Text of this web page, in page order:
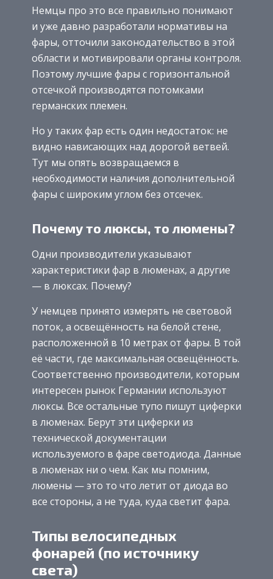
Немцы про это все правильно понимают
и уже давно разработали нормативы на
фары, отточили законодательство в этой
области и мотивировали органы контроля.
Поэтому лучшие фары с горизонтальной
отсечкой производятся потомками
германских племен.
Но у таких фар есть один недостаток: не
видно нависающих над дорогой ветвей.
Тут мы опять возвращаемся в
необходимости наличия дополнительной
фары с широким углом без отсечек.
Почему то люксы, то люмены?
Одни производители указывают
характеристики фар в люменах, а другие
— в люксах. Почему?
У немцев принято измерять не световой
поток, а освещённость на белой стене,
расположенной в 10 метрах от фары. В той
её части, где максимальная освещённость.
Соответственно производители, которым
интересен рынок Германии используют
люксы. Все остальные тупо пишут циферки
в люменах. Берут эти циферки из
технической документации
используемого в фаре светодиода. Данные
в люменах ни о чем. Как мы помним,
люмены — это то что летит от диода во
все стороны, а не туда, куда светит фара.
Типы велосипедных
фонарей (по источнику
света)